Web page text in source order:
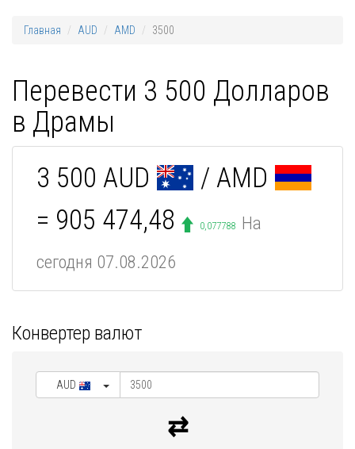
Главная AUD AMD 3500
Перевести 3 500 Долларов
в Драмы
3 500 AUD
/ AMD
= 905 474,48
0,077788 На
сегодня 07.08.2026
Конвертер валют
AUD